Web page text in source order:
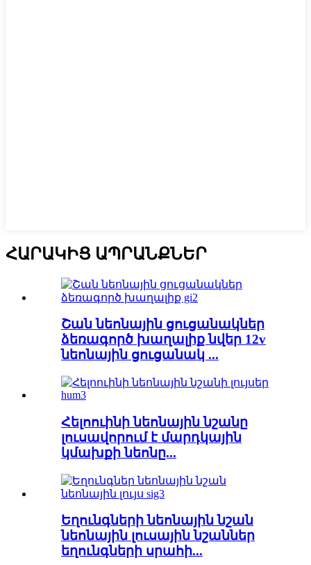
ՀԱՐԱԿԻՑ ԱՊՐԱՆՔՆԵՐ
Շան նեոնային ցուցանակներ
ձեռագործ խաղալիք նվեր 12v
նեոնային ցուցանակ ...
Հելոուինի նեոնային նշանը
լուսավորում է մարդկային
կմախքի նեոնը...
Եղունգների նեոնային նշան
նեոնային լուսային նշաններ
եղունգների սրահի...